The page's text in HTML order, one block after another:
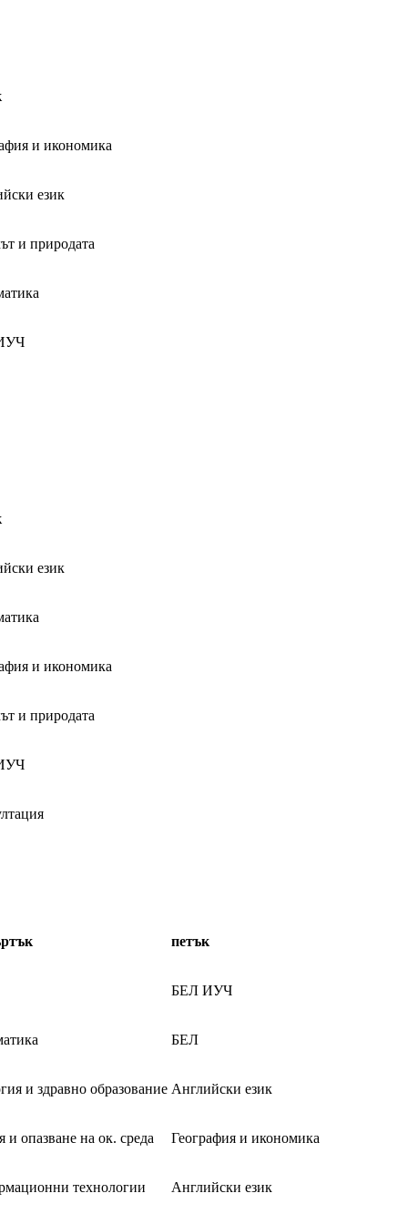
и икономика
език
и природата
език
и икономика
и природата
петък
БЕЛ ИУЧ
БЕЛ
и здравно образование Английски език
опазване на ок. среда География и икономика
технологии Английски език